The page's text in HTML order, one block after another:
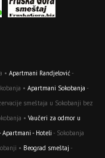
• Apartmani Randjelović-
• Apartmani Sokobanja -
smeštaja u Sokobanji bez
• Vaučeri za odmor u
Apartmani - Hoteli - Sokobanja
• Beograd smeštaj -